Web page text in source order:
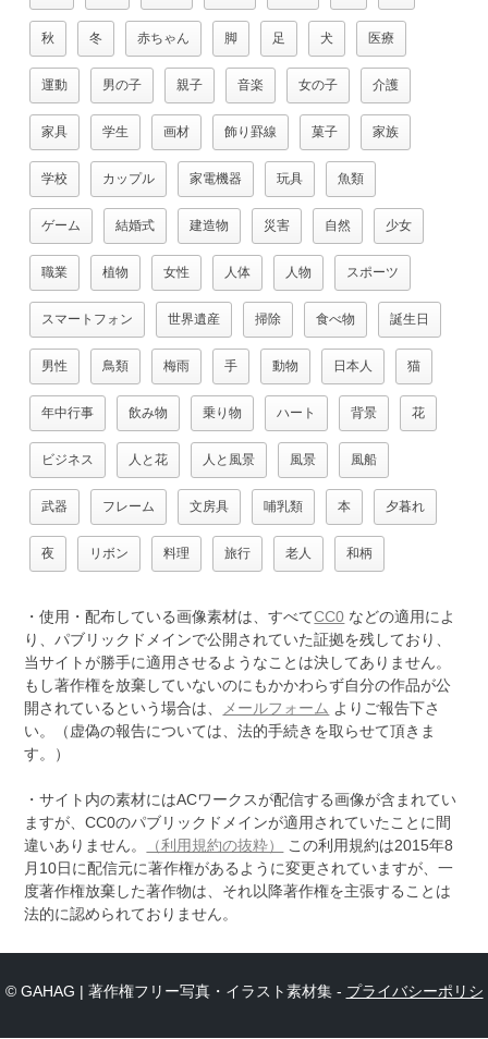
秋 冬 赤ちゃん 脚 足 犬 医療
運動 男の子 親子 音楽 女の子 介護
家具 学生 画材 飾り罫線 菓子 家族
学校 カップル 家電機器 玩具 魚類
ゲーム 結婚式 建造物 災害 自然 少女
職業 植物 女性 人体 人物 スポーツ
スマートフォン 世界遺産 掃除 食べ物 誕生日
男性 鳥類 梅雨 手 動物 日本人 猫
年中行事 飲み物 乗り物 ハート 背景 花
ビジネス 人と花 人と風景 風景 風船
武器 フレーム 文房具 哺乳類 本 夕暮れ
夜 リボン 料理 旅行 老人 和柄
・使用・配布している画像素材は、すべてCC0 などの適用によ
り、パブリックドメインで公開されていた証拠を残しており、
当サイトが勝手に適用させるようなことは決してありません。
もし著作権を放棄していないのにもかかわらず自分の作品が公
開されているという場合は、
メールフォーム よりご報告下さ
い。（虚偽の報告については、法的手続きを取らせて頂きま
す。）
・サイト内の素材にはACワークスが配信する画像が含まれてい
ますが、CC0のパブリックドメインが適用されていたことに間
違いありません。
（利用規約の抜粋）
この利用規約は2015年8
月10日に配信元に著作権があるように変更されていますが、一
度著作権放棄した著作物は、それ以降著作権を主張することは
法的に認められておりません。
© GAHAG | 著作権フリー写真・イラスト素材集 - プライバシーポリシ